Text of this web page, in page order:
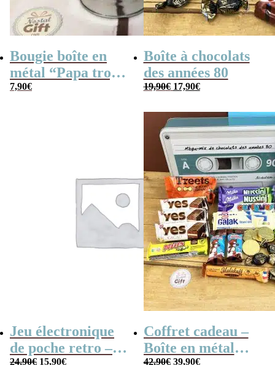
Bougie boîte en
métal “Papa trop
cool” (gris)
7,90€
Boîte à chocolats
des années 80
19,90€ Le
était :
19,90€.
17,90€Le
est :
17,90€.
Jeu électronique
de poche retro –
24,90€ Le
15,90€Le
Coffret cadeau –
Boîte en métal
42,90€ Le
39,90€Le